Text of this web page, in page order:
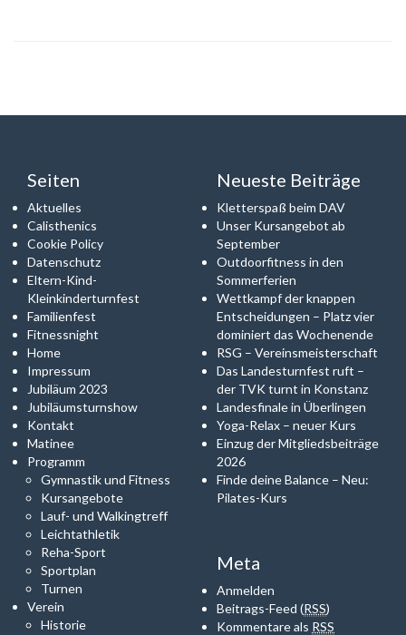
Seiten
Aktuelles
Calisthenics
Cookie Policy
Datenschutz
Eltern-Kind-
Kleinkinderturnfest
Familienfest
Fitnessnight
Home
Impressum
Jubiläum 2023
Jubiläumsturnshow
Kontakt
Matinee
Programm
Gymnastik und Fitness
Kursangebote
Lauf- und Walkingtreff
Leichtathletik
Reha-Sport
Sportplan
Turnen
Verein
Historie
Neueste Beiträge
Kletterspaß beim DAV
Unser Kursangebot ab
September
Outdoorfitness in den
Sommerferien
Wettkampf der knappen
Entscheidungen – Platz vier
dominiert das Wochenende
RSG – Vereinsmeisterschaft
Das Landesturnfest ruft –
der TVK turnt in Konstanz
Landesfinale in Überlingen
Yoga-Relax – neuer Kurs
Einzug der Mitgliedsbeiträge
2026
Finde deine Balance – Neu:
Pilates-Kurs
Meta
Anmelden
Beitrags-Feed (RSS)
Kommentare als RSS